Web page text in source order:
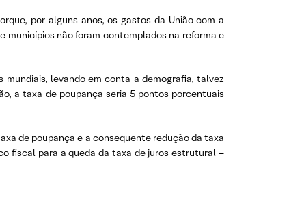
por alguns anos, os gastos da União com a
municípios não foram contemplados na reforma e
mundiais, levando em conta a demografia, talvez
a taxa de poupança seria 5 pontos porcentuais
de poupança e a consequente redução da taxa
fiscal para a queda da taxa de juros estrutural –